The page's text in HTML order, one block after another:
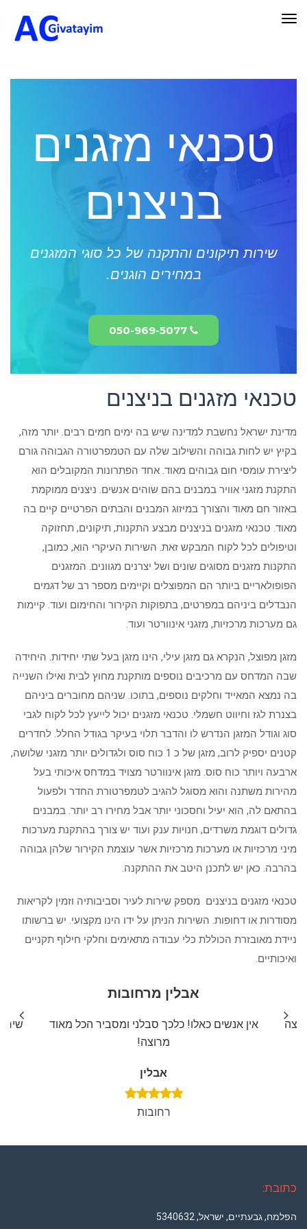
תפריט
טכנאי מזגנים
בניצנים
שירות תיקונים והתקנה של כל סוגי המזגנים
במחירים הוגנים.
050-969-5077
טכנאי מזגנים בניצנים
מדינת ישראל נחשבת למדינה שיש בה ימים חמים רבים. יותר מזה,
בקיץ יש לחות גבוהה והשילוב שלה עם הטמפרטורה הגבוהה גורם
ליצירת עומסי חום גבוהים מאוד. אחד הפתרונות המקובלים הוא
התקנת מזגני אוויר במבנים בהם שוהים אנשים. ניצנים ממוקמת
באזור חם מאוד והצורך במיזוג המבנים והבתים הפרטיים קיים בה
מאוד. טכנאי מזגנים בניצנים מבצע התקנות, תיקונים, תחזוקה
וטיפולים לכל לקוח המבקש זאת. השירות העיקרי הוא, כמובן,
התקנות מזגנים מסוגים שונים ושל יצרנים מגוונים. המזגנים
הפופולאריים ביותר הם המפוצלים וקיימים מספר רב של דגמים
הנבדלים ביניהם במפרטים, בתפוקות הקירור והחימום ועוד. קיימות
גם מערכות מרכזיות, מזגני אינוורטר ועוד.
מזגן מפוצל, הנקרא גם מזגן עילי, הינו מזגן בעל שתי יחידות. היחידה
שבה המדחס עם מרכיבים נוספים מותקנת מחוץ לבית ואילו השנייה
בה נמצא המאייד וחלקים נוספים, בתוכו. שניהם מחוברים ביניהם
בצנרת לגז וחיווט חשמלי. טכנאי מזגנים יכול לייעץ לכל לקוח לגבי
סוג וגודל המזגן הנדרש לו והדבר תלוי בעיקר בגודל החלל. לחדרים
קטנים יספיק לרוב, מזגן של כ 1 כוח סוס ולגדולים יותר מזגני שלושה,
ארבעה ויותר כוח סוס. מזגן אינוורטר מצויד במדחס איכותי בעל
מהירות משתנה והוא מסוגל להגיב לטמפרטורת החדר ולפעול
בהתאם לה, הוא יעיל וחסכוני יותר אבל מחירו רב יותר. במבנים
גדולים דוגמת משרדים, חנויות ענק ועוד יש צורך בהתקנת מערכות
מיני מרכזיות או מערכות מרכזיות אשר עוצמת הקירור שלהן גבוהה
בהרבה. כאן יש לתכנן היטב את ההתקנה.
טכנאי מזגנים בניצנים מספק שירות לעיר וסביבותיה וזמין לקריאות
מסודרות או דחופות. השירות הניתן על ידו הינו מקצועי. יש ברשותו
ניידת מאובזרת הכוללת כלי עבודה מתאימים וחלקי חילוף תקניים
ואיכותיים.
אבלין מרחובות
אין אנשים כאלו! כלכך סבלני ומסביר הכל מאוד
מרוצה!
אבלין
רחובות
כתובת:
הפלמח, גבעתיים, ישראל, 5340632